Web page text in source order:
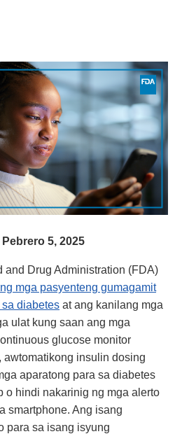
5, 2025
and Drug Administration (FDA)
mga pasyenteng gumagamit
diabetes at ang kanilang mga
ulat kung saan ang mga
glucose monitor
awtomatikong insulin dosing
aparatong para sa diabetes
o hindi nakarinig ng mga alerto
smartphone. Ang isang
para sa isang isyung